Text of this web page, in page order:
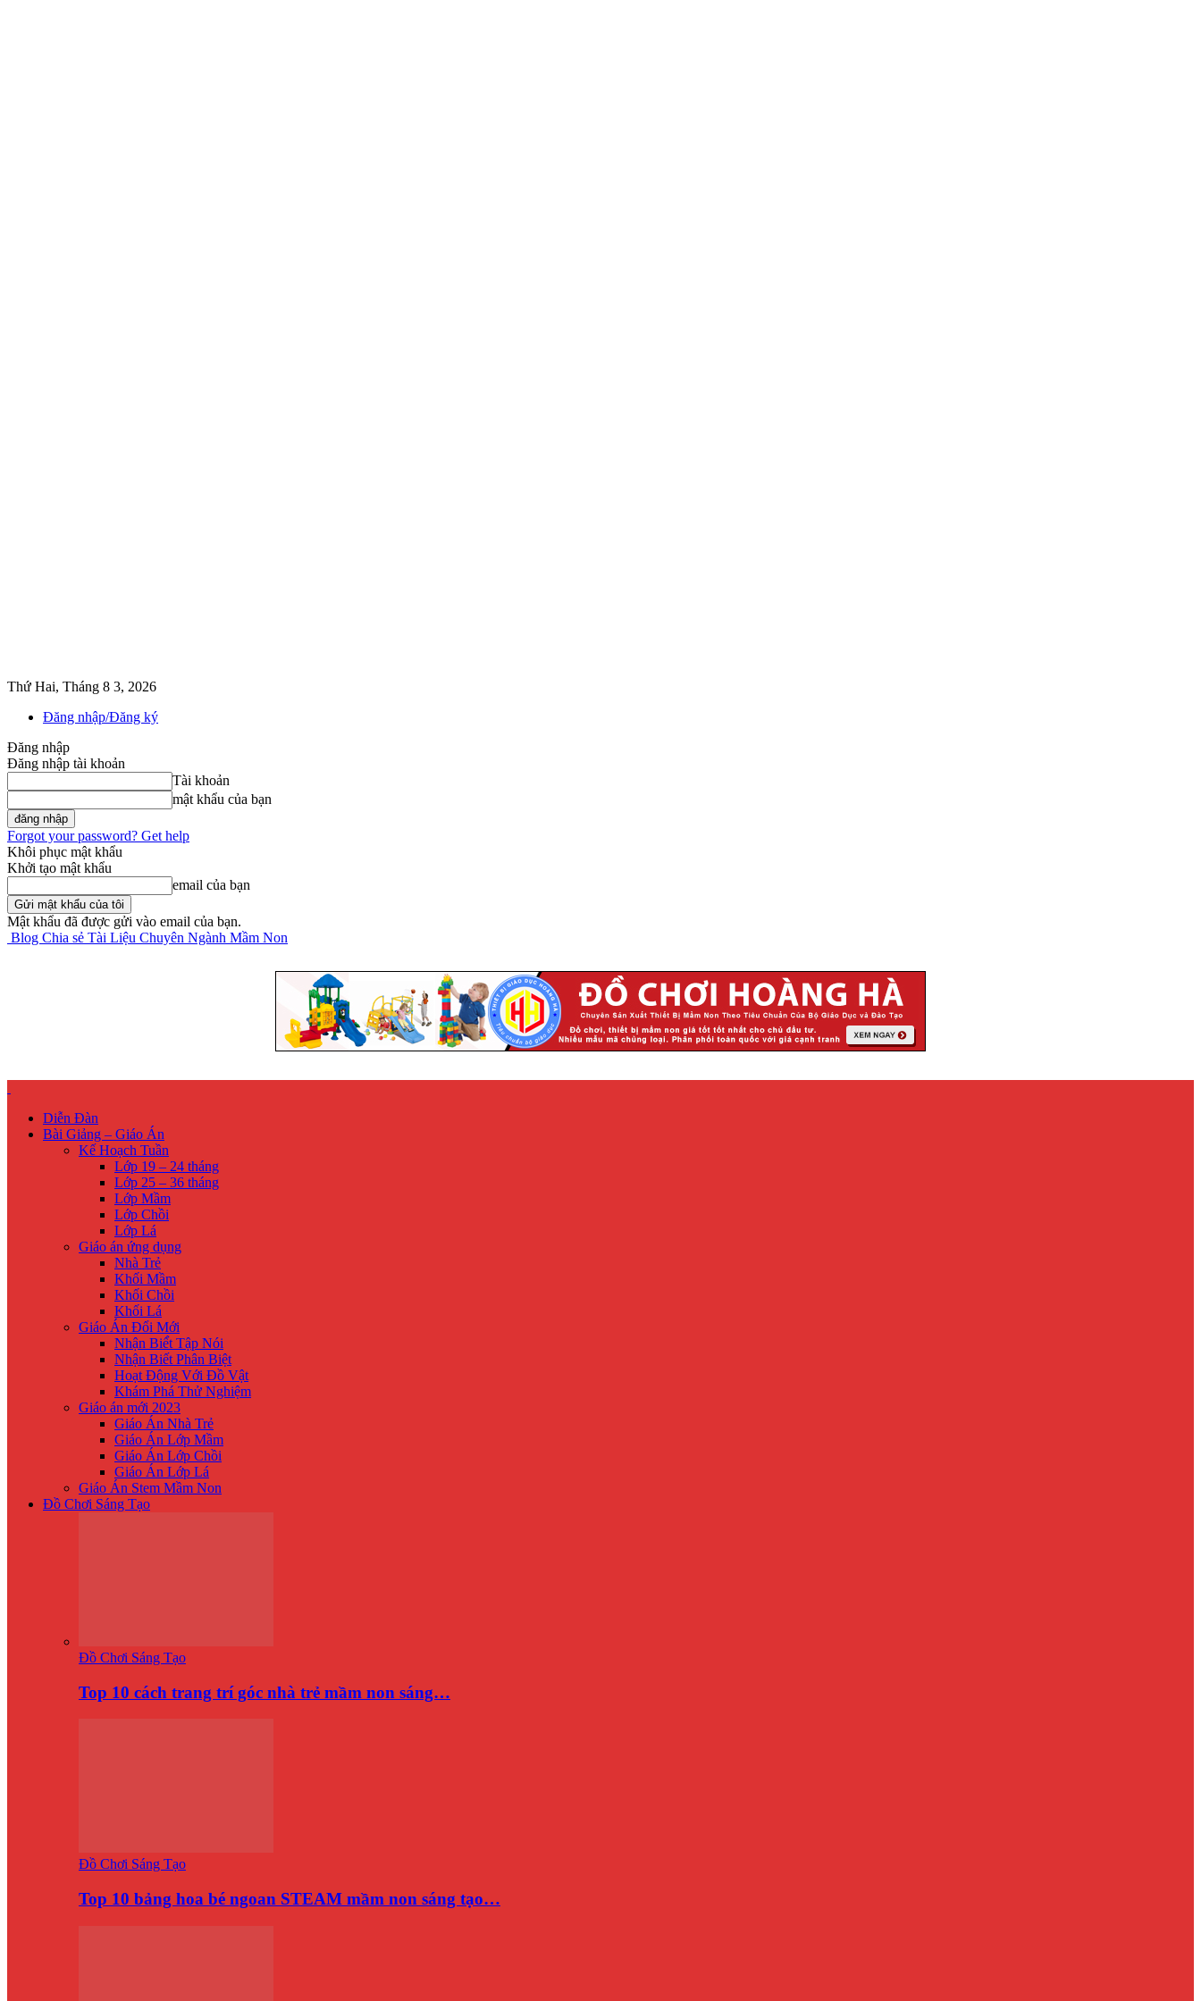
Thứ Hai, Tháng 8 3, 2026
Đăng nhập/Đăng ký
Đăng nhập
Đăng nhập tài khoản
Tài khoản
mật khẩu của bạn
Forgot your password? Get help
Khôi phục mật khẩu
Khởi tạo mật khẩu
email của bạn
Mật khẩu đã được gửi vào email của bạn.
Blog Chia sẻ Tài Liệu Chuyên Ngành Mầm Non
Diễn Đàn
Bài Giảng – Giáo Án
Kế Hoạch Tuần
Lớp 19 – 24 tháng
Lớp 25 – 36 tháng
Lớp Mầm
Lớp Chồi
Lớp Lá
Giáo án ứng dụng
Nhà Trẻ
Khối Mầm
Khối Chồi
Khối Lá
Giáo Án Đổi Mới
Nhận Biế́t Tập Nói
Nhận Biết Phân Biệt
Hoạt Động Với Đồ Vật
Khám Phá Thử Nghiệm
Giáo án mới 2023
Giáo Án Nhà Trẻ
Giáo Án Lớp Mầm
Giáo Án Lớp Chồi
Giáo Án Lớp Lá
Giáo Án Stem Mầm Non
Đồ Chơi Sáng Tạo
Đồ Chơi Sáng Tạo
Top 10 cách trang trí góc nhà trẻ mầm non sáng…
Đồ Chơi Sáng Tạo
Top 10 bảng hoa bé ngoan STEAM mầm non sáng tạo…